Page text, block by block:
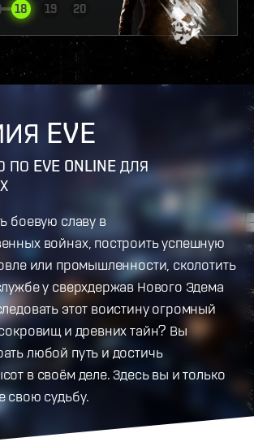
18 19 20
EVE
ПО EVE ONLINE ДЛЯ
боевую славу в
войнах, построить успешную
или промышленности, сколотить
у сверхдержав Нового Эдема
этот воистину огромный
и древних тайн? Вы
любой путь и достичь
в своём деле. Здесь вы и только
свою судьбу.